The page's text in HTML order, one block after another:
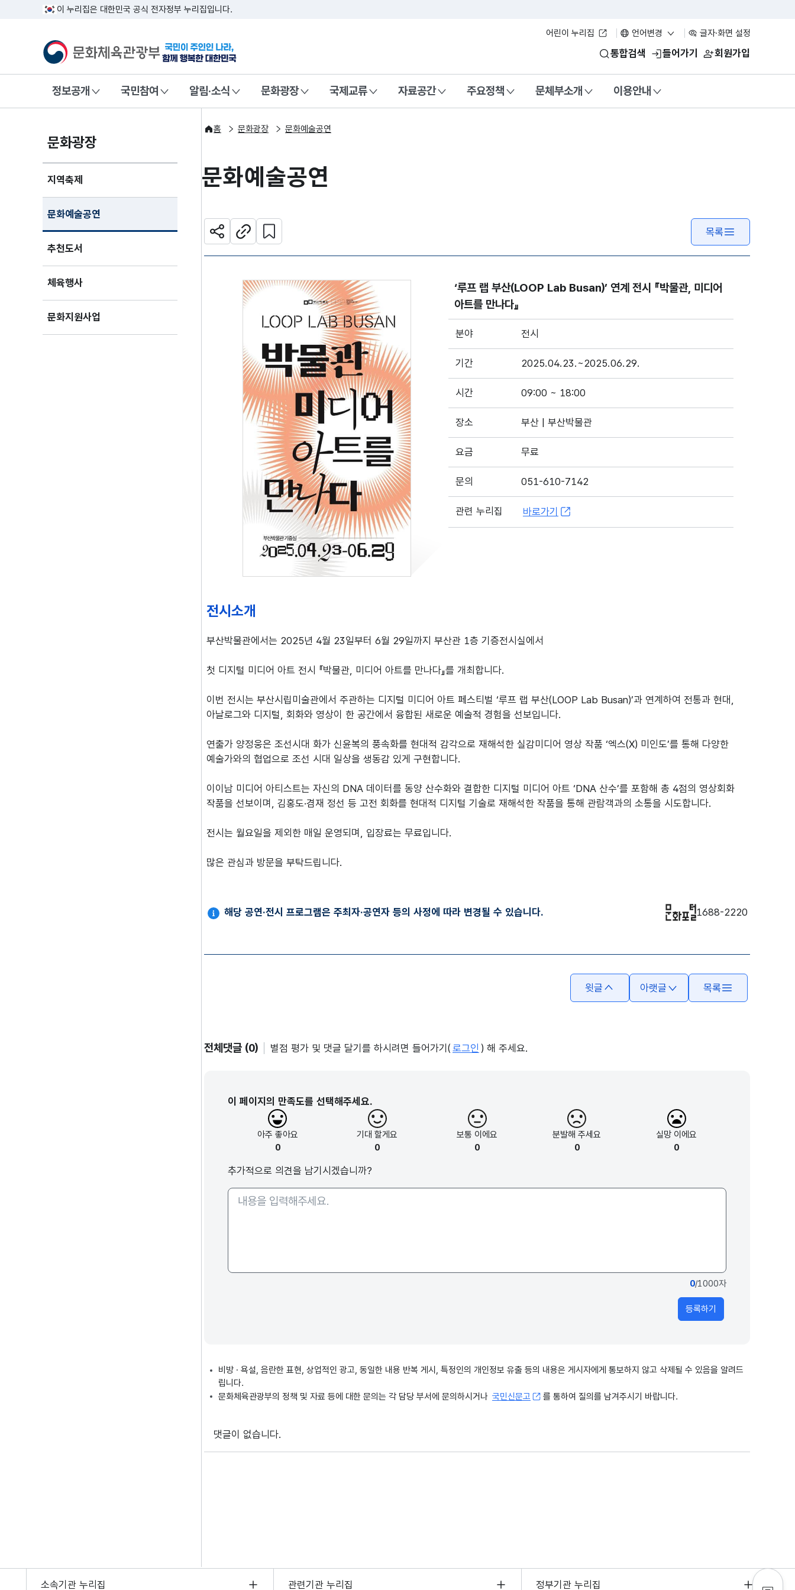
이 누리집은 대한민국 공식 전자정부 누리집입니다.
어린이 누리집 언어변경 글자·화면 설정
문화체육관광부국민이 주인인 나라, 함께 행복한 대한민국 통합검색 들어가기 회원가입
정보공개 국민참여 알림·소식 문화광장 국제교류 자료공간 주요정책 문체부소개 이용안내
문화광장
지역축제
문화예술공연
추천도서
체육행사
문화지원사업
홈 문화광장 문화예술공연
문화예술공연
공유하기주소복사
관심 콘텐츠 설정하기
목록
‘루프 랩 부산(LOOP Lab Busan)’ 연계 전시 『박물관, 미디어
아트를 만나다』
분야 전시
기간 2025.04.23.~2025.06.29.
시간 09:00 ~ 18:00
장소 부산 | 부산박물관
요금 무료
문의 051-610-7142
관련 누리집 바로가기
전시소개
부산박물관에서는 2025년 4월 23일부터 6월 29일까지 부산관 1층 기증전시실에서
첫 디지털 미디어 아트 전시 『박물관, 미디어 아트를 만나다』를 개최합니다.
이번 전시는 부산시립미술관에서 주관하는 디지털 미디어 아트 페스티벌 ‘루프 랩 부산(LOOP Lab Busan)’과 연계하여 전통과 현대,
아날로그와 디지털, 회화와 영상이 한 공간에서 융합된 새로운 예술적 경험을 선보입니다.
연출가 양정웅은 조선시대 화가 신윤복의 풍속화를 현대적 감각으로 재해석한 실감미디어 영상 작품 ‘엑스(X) 미인도’를 통해 다양한
예술가와의 협업으로 조선 시대 일상을 생동감 있게 구현합니다.
이이남 미디어 아티스트는 자신의 DNA 데이터를 동양 산수화와 결합한 디지털 미디어 아트 ‘DNA 산수’를 포함해 총 4점의 영상회화
작품을 선보이며, 김홍도·겸재 정선 등 고전 회화를 현대적 디지털 기술로 재해석한 작품을 통해 관람객과의 소통을 시도합니다.
전시는 월요일을 제외한 매일 운영되며, 입장료는 무료입니다.
많은 관심과 방문을 부탁드립니다.
해당 공연·전시 프로그램은 주최자·공연자 등의 사정에 따라 변경될 수 있습니다. 1688-2220
윗글 아랫글 목록
전체댓글 (0) 별점 평가 및 댓글 달기를 하시려면 들어가기( 로그인 ) 해 주세요.
이 페이지의 만족도를 선택해주세요.
아주 좋아요
0
기대할게요
0
보통 이에요
0
분발해주세요
0
실망 이에요
0
추가적으로 의견을 남기시겠습니까?
0/1000자
등록하기
비방 · 욕설, 음란한 표현, 상업적인 광고, 동일한 내용 반복 게시, 특정인의 개인정보 유출 등의 내용은 게시자에게 통보하지 않고 삭제될 수 있음을 알려드
립니다.
문화체육관광부의 정책 및 자료 등에 대한 문의는 각 담당 부서에 문의하시거나 국민신문고 를 통하여 질의를 남겨주시기 바랍니다.
댓글이 없습니다.
소속기관 누리집 관련기관 누리집 정부기관 누리집